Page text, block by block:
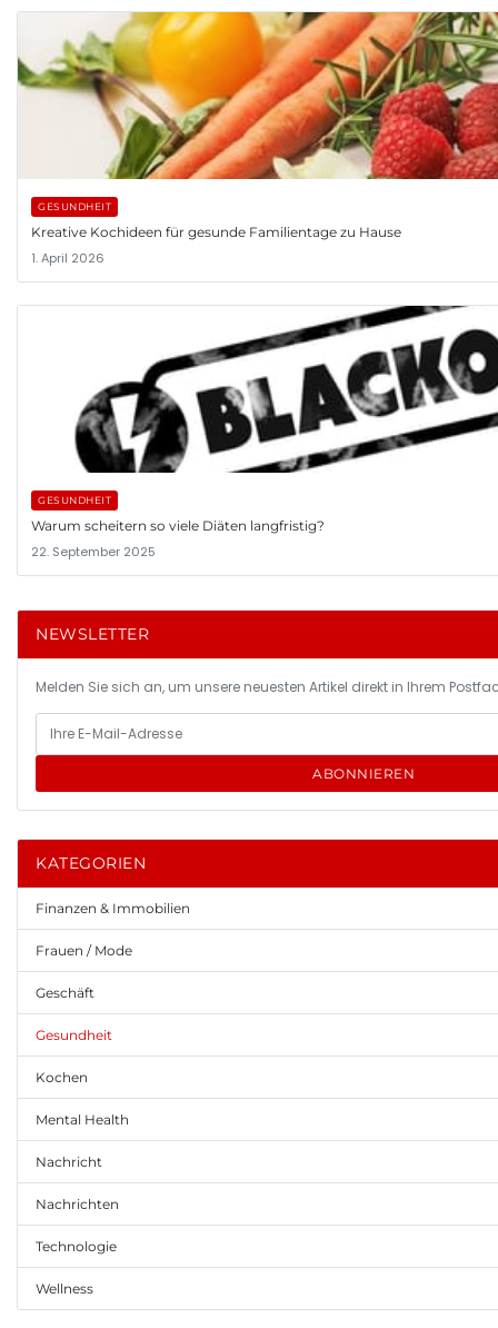
GESUNDHEIT
Kreative Kochideen für gesunde Familientage zu Hause
1. April 2026
GESUNDHEIT
Warum scheitern so viele Diäten langfristig?
22. September 2025
NEWSLETTER
Melden Sie sich an, um unsere neuesten Artikel direkt in Ihrem
ABONNIEREN
KATEGORIEN
Finanzen & Immobilien
Frauen / Mode
Geschäft
Gesundheit
Kochen
Mental Health
Nachricht
Nachrichten
Technologie
Wellness